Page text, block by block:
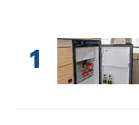
1